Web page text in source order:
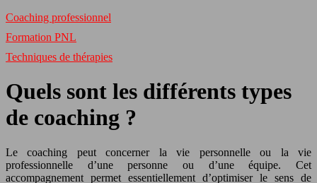
Coaching professionnel
Formation PNL
Techniques de thérapies
Quels sont les différents types
de coaching ?
Le coaching peut concerner la vie personnelle ou la vie
professionnelle d’une personne ou d’une équipe. Cet
accompagnement permet essentiellement d’optimiser le sens de